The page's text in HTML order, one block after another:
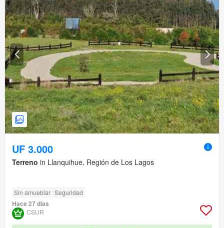
UF 3.000
Terreno in Llanquihue, Región de Los Lagos
Sin amueblar Seguridad
Hace 27 días
CSUR